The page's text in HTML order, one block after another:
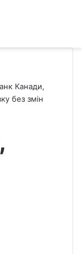
Канади,
без змін